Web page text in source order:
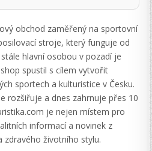
obchod zaměřený na sportovní
stroje, který funguje od
hlavní osobou v pozadí je
spustil s cílem vytvořit
sportech a kulturistice v Česku.
rozšiřuje a dnes zahrnuje přes 10
je nejen místem pro
informací a novinek z
zdravého životního stylu.